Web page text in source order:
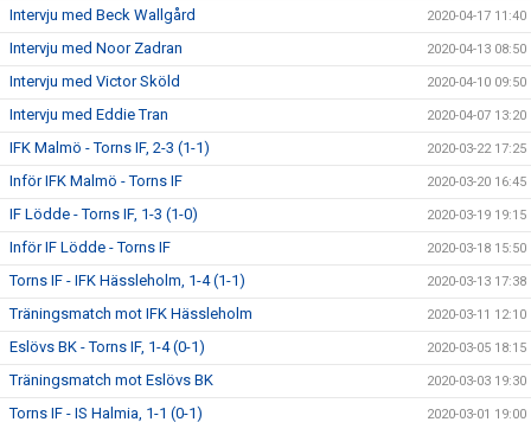
Intervju med Beck Wallgård 2020-04-17 11:40
Intervju med Noor Zadran 2020-04-13 08:50
Intervju med Victor Sköld 2020-04-10 09:50
Intervju med Eddie Tran 2020-04-07 13:20
IFK Malmö - Torns IF, 2-3 (1-1) 2020-03-22 17:25
Inför IFK Malmö - Torns IF 2020-03-20 16:45
IF Lödde - Torns IF, 1-3 (1-0) 2020-03-19 19:15
Inför IF Lödde - Torns IF 2020-03-18 15:50
Torns IF - IFK Hässleholm, 1-4 (1-1) 2020-03-13 17:38
Träningsmatch mot IFK Hässleholm 2020-03-11 12:10
Eslövs BK - Torns IF, 1-4 (0-1) 2020-03-05 18:15
Träningsmatch mot Eslövs BK 2020-03-03 19:30
Torns IF - IS Halmia, 1-1 (0-1) 2020-03-01 19:00